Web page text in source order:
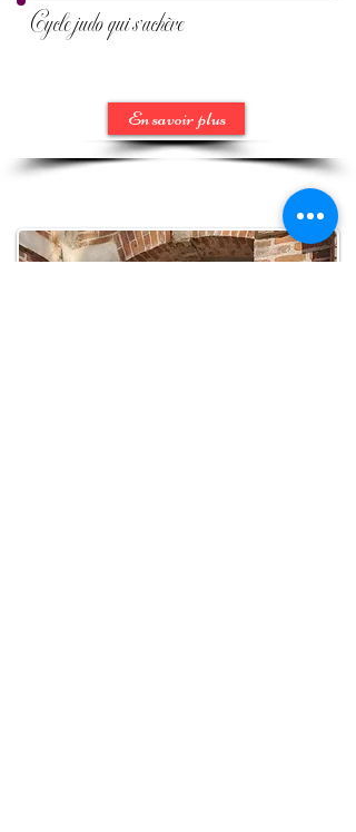
Cycle judo qui s'achève
En savoir plus